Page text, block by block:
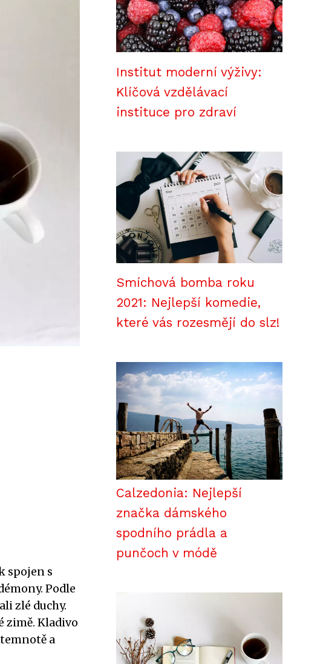
spojen s
Podle
zlé duchy.
zimě. Kladivo
a
Institut moderní výživy:
Klíčová vzdělávací
instituce pro zdraví
Smíchová bomba roku
2021: Nejlepší komedie,
které vás rozesmějí do slz!
Calzedonia: Nejlepší
značka dámského
spodního prádla a
punčoch v módě